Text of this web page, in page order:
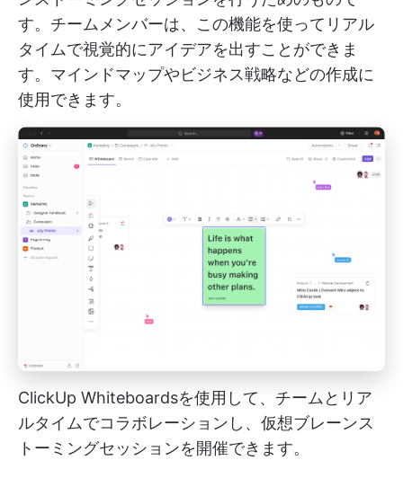
す。チームメンバーは、この機能を使ってリアル
タイムで視覚的にアイデアを出すことができま
す。マインドマップやビジネス戦略などの作成に
使用できます。
ClickUp Whiteboardsを使用して、チームとリア
ルタイムでコラボレーションし、仮想ブレーンス
トーミングセッションを開催できます。